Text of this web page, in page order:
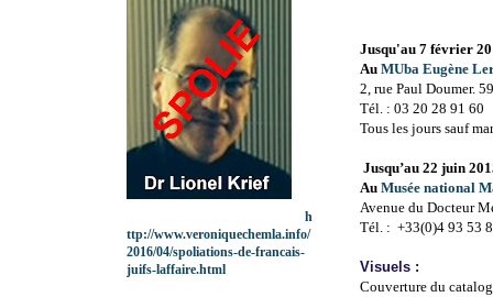
Jusqu'au 7 février
Au MUba Eugène
2, rue Paul Doumer.
Tél. : 03 20 28 91 60
Tous les jours sauf
Jusqu’au 22 juin
Au Musée national
Avenue du Docteur
Tél. : +33(0)4 93 53
Visuels :
Couverture du
h
ttp://www.veroniquechemla.info/
2016/04/spoliations-de-francais-
juifs-laffaire.html